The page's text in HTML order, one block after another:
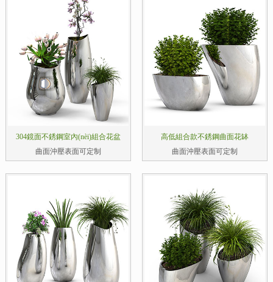
304鏡面不銹鋼室內(nèi)組合花盆
曲面沖壓表面可定制
高低組合款不銹鋼曲面花缽
曲面沖壓表面可定制